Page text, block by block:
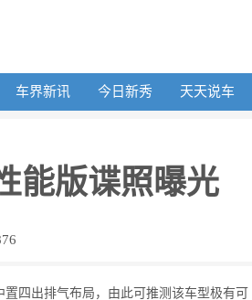
车界新讯 今日新秀 天天说车
能版谍照曝光
四出排气布局，由此可推测该车型极有可